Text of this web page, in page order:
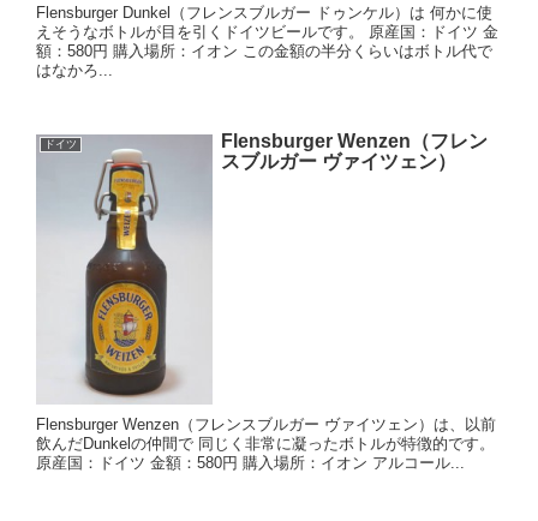
Flensburger Dunkel（フレンスブルガー ドゥンケル）は 何かに使
えそうなボトルが目を引くドイツビールです。 原産国：ドイツ 金
額：580円 購入場所：イオン この金額の半分くらいはボトル代で
はなかろ...
ドイツ
Flensburger Wenzen（フレン
スブルガー ヴァイツェン）
Flensburger Wenzen（フレンスブルガー ヴァイツェン）は、以前
飲んだDunkelの仲間で 同じく非常に凝ったボトルが特徴的です。
原産国：ドイツ 金額：580円 購入場所：イオン アルコール...